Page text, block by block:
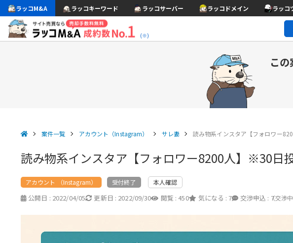
ラッコM&A ラッコキーワード ラッコサーバー ラッコドメイン ラッコ
(※)
こ
案件一覧 アカウント（Instagram） サレ妻 読み物系インスタア【フォロワー
読み物系インスタア【フォロワー8200人】※30日
アカウント （Instagram） 受付終了 本人確認
公開日 : 2022/04/05 更新日 : 2022/09/30 閲覧 : 450 気になる : 7 交渉申込 : 7
（交渉中